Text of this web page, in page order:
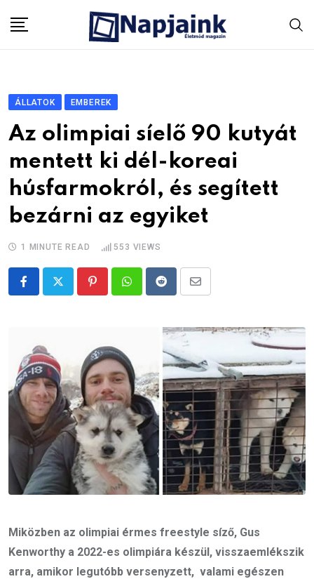
ÁLLATOK EMBEREK
Az olimpiai síelő 90 kutyát
mentett ki dél-koreai
húsfarmokról, és segített
bezárni az egyiket
1 MINUTE READ 553 VIEWS
PinterestWhatsappRedditShare
Email
Miközben az olimpiai érmes freestyle síző, Gus
Kenworthy a 2022-es olimpiára készül, visszaemlékszik
arra, amikor legutóbb versenyzett, valami egészen